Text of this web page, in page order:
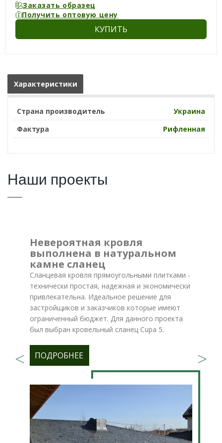
Заказать образец
Получить оптовую цену
КУПИТЬ
Характеристики
Страна производитель
Украина
Фактура
Рифленная
Наши проекты
Невероятная кровля
выполнена в натуральном
камне сланец
Сланцевая кровля прямоугольными плитками -
технически простая, надежная и экономически
привлекательна. Идеальное решение для
застройщиков и заказчиков которые имеют
ограниченный бюджет. Для данного проекта
был выбран кровельный сланец Cupa 5.
ПОДРОБНЕЕ